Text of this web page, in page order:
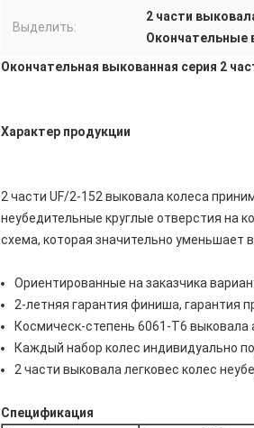
Выделить:
2 части
Окончательные
Окончательная выкованная серия 2
Характер продукции
2 части UF/2-152 выковала колеса
неубедительные круглые отверстия на
схема, которая значительно уменьшает
Ориентированные на заказчика
2-летняя гарантия финиша, гарантия
Космическ-степень 6061-T6
Каждый набор колес индивидуально
2 части выковала легковес колес
Спецификация